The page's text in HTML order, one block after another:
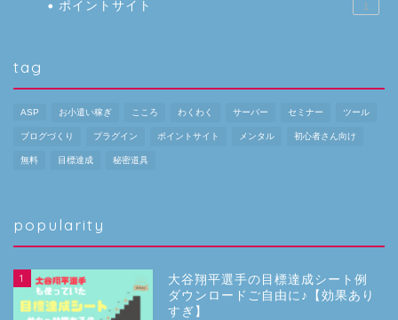
ポイントサイト 1
tag
ASP お小遣い稼ぎ こころ わくわく サーバー セミナー ツール
ブログづくり プラグイン ポイントサイト メンタル 初心者さん向け
無料 目標達成 秘密道具
popularity
1
大谷翔平選手の目標達成シート例
ダウンロードご自由に♪【効果あり
すぎ】